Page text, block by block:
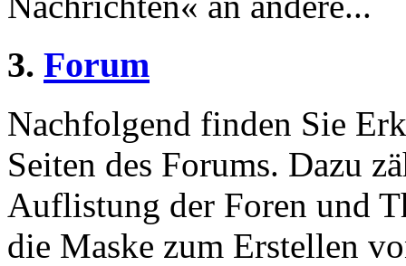
3. Forum
Nachfolgend finden Sie
Seiten des Forums. Dazu
Auflistung der Foren und
die Maske zum Erstellen